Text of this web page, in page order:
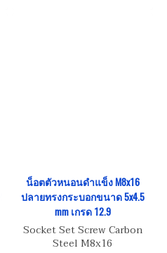
น็อตตัวหนอนดำแข็ง M8x16
ปลายทรงกระบอกขนาด 5x4.5
mm เกรด 12.9
Socket Set Screw Carbon
Steel M8x16